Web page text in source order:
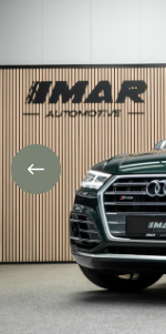
VERKOCHT
ONS
CONTACT